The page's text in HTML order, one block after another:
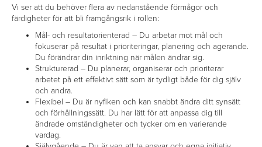
Vi ser att du behöver flera av nedanstående förmågor och
färdigheter för att bli framgångsrik i rollen:
Mål- och resultatorienterad – Du arbetar mot mål och
fokuserar på resultat i prioriteringar, planering och agerande.
Du förändrar din inriktning när målen ändrar sig.
Strukturerad – Du planerar, organiserar och prioriterar
arbetet på ett effektivt sätt som är tydligt både för dig själv
och andra.
Flexibel – Du är nyfiken och kan snabbt ändra ditt synsätt
och förhållningssätt. Du har lätt för att anpassa dig till
ändrade omständigheter och tycker om en varierande
vardag.